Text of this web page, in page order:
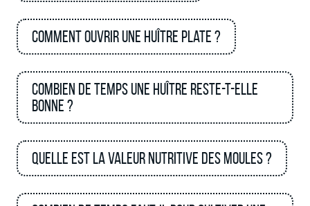
Comment ouvrir une huître plate ?
Combien de temps une huître reste-t-elle
bonne ?
Quelle est la valeur nutritive des moules ?